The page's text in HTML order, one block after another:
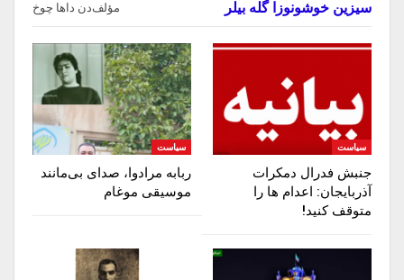
سیزین خوشونوزا گله بیلر مؤلف‌دن داها چوخ
سیاست
جنبش فدرال دمکرات
آذربایجان: اعدام ها را‌
متوقف‌ کنید!
سیاست
ربابه مرادوا، صدای بی‌مانند
موسیقی موغام